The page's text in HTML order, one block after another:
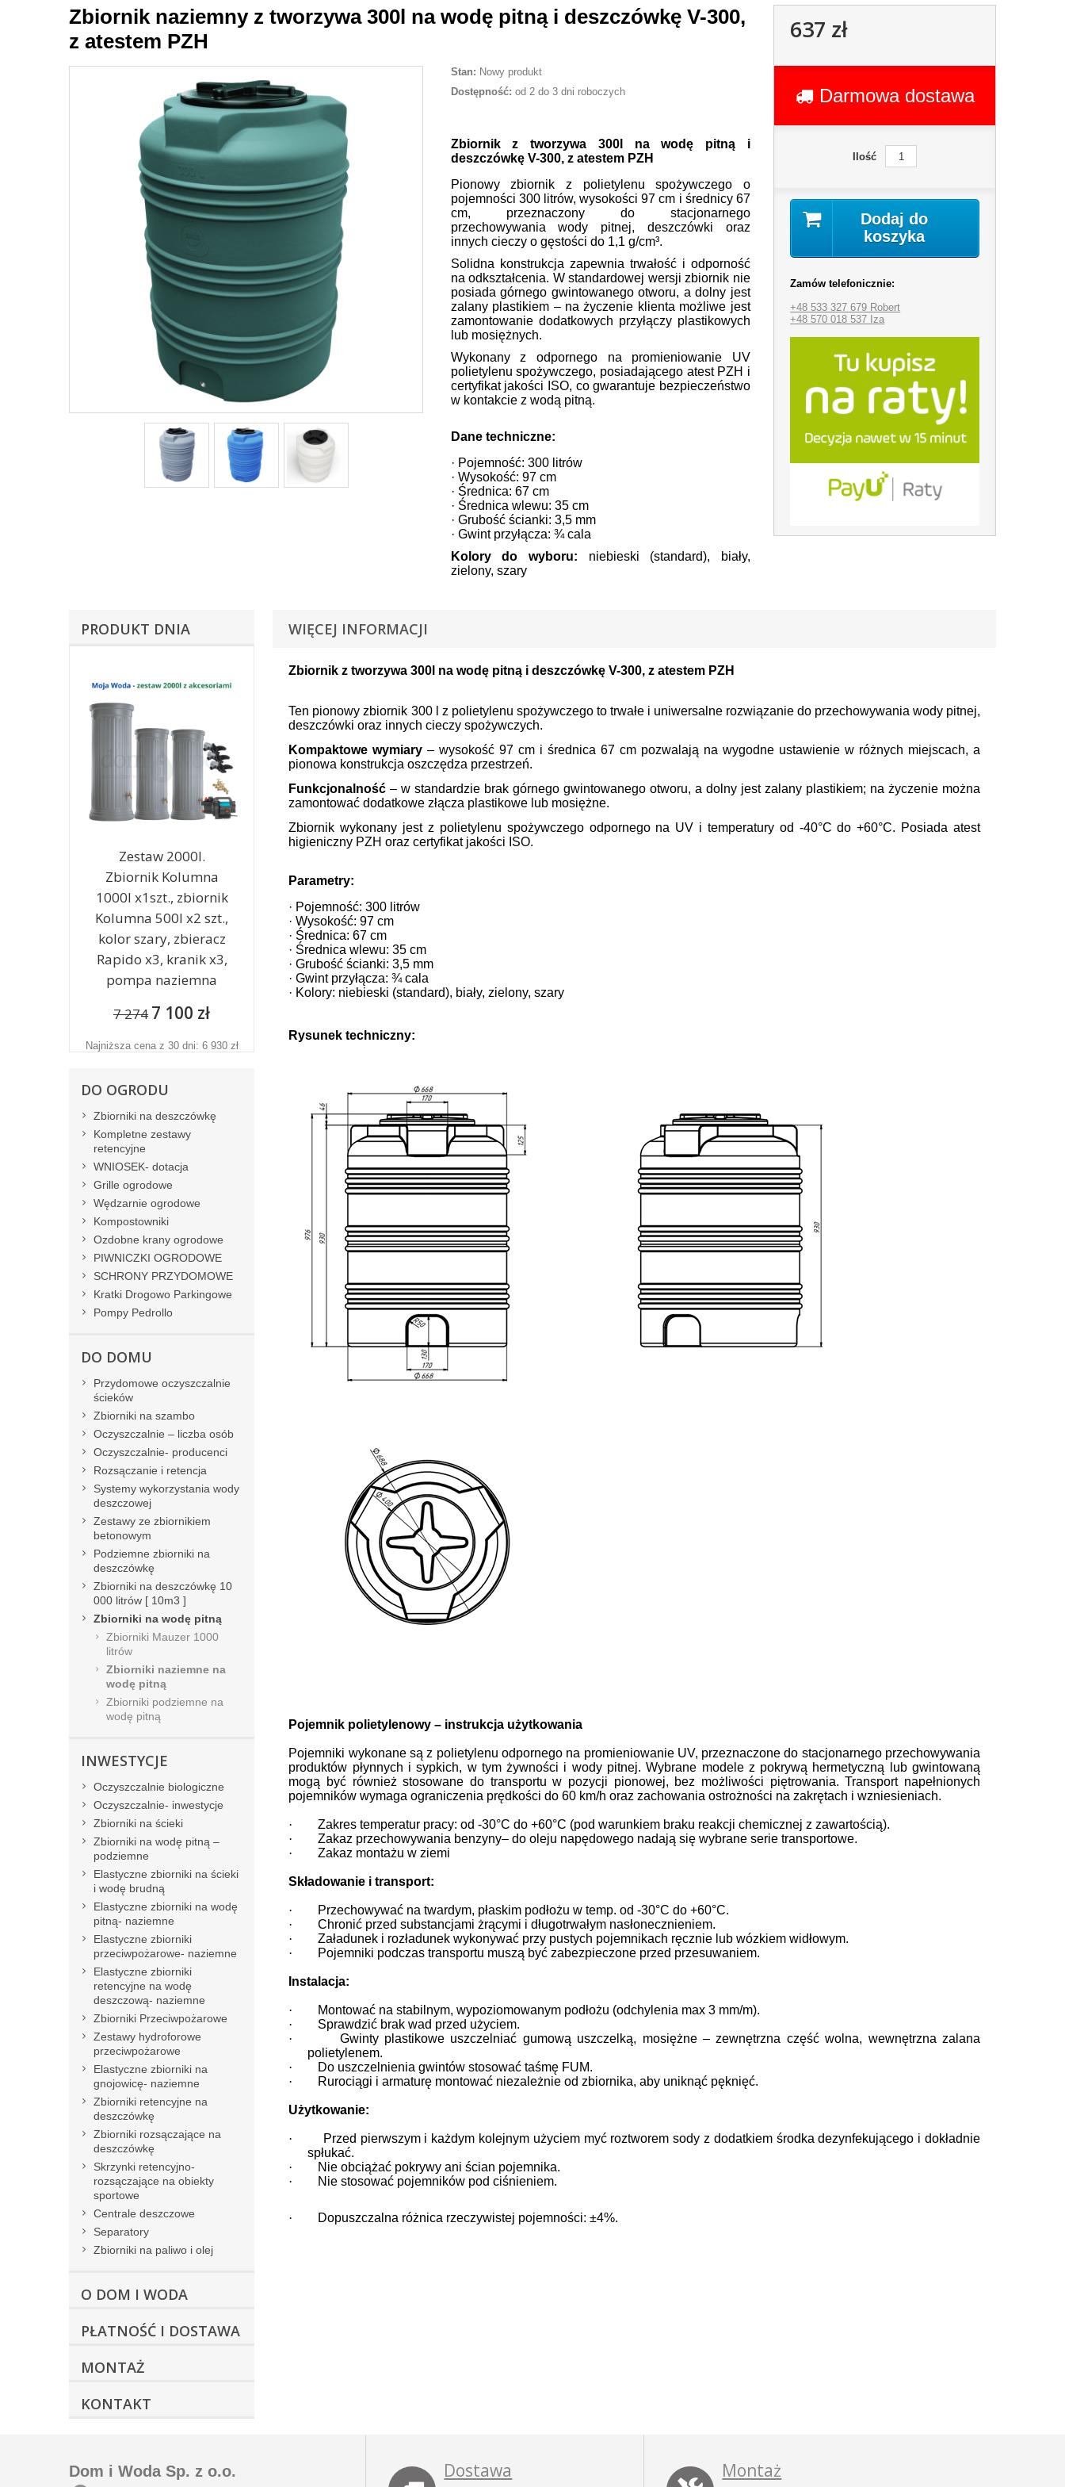
Zbiornik naziemny z tworzywa 300l na wodę pitną i deszczówkę V-300,
z atestem PZH
Stan: Nowy produkt
Dostępność: od 2 do 3 dni roboczych
Zbiornik z tworzywa 300l na wodę pitną i
deszczówkę V-300, z atestem PZH
Pionowy zbiornik z polietylenu spożywczego o
pojemności 300 litrów, wysokości 97 cm i średnicy 67
cm, przeznaczony do stacjonarnego
przechowywania wody pitnej, deszczówki oraz
innych cieczy o gęstości do 1,1 g/cm³.
Solidna konstrukcja zapewnia trwałość i odporność
na odkształcenia. W standardowej wersji zbiornik nie
posiada górnego gwintowanego otworu, a dolny jest
zalany plastikiem – na życzenie klienta możliwe jest
zamontowanie dodatkowych przyłączy plastikowych
lub mosiężnych.
Wykonany z odpornego na promieniowanie UV
polietylenu spożywczego, posiadającego atest PZH i
certyfikat jakości ISO, co gwarantuje bezpieczeństwo
w kontakcie z wodą pitną.
Dane techniczne:
· Pojemność: 300 litrów
· Wysokość: 97 cm
· Średnica: 67 cm
· Średnica wlewu: 35 cm
· Grubość ścianki: 3,5 mm
· Gwint przyłącza: ¾ cala
Kolory do wyboru: niebieski (standard), biały,
zielony, szary
637 zł
Darmowa dostawa
Ilość
Dodaj do
koszyka
Zamów telefonicznie:
+48 533 327 679 Robert
+48 570 018 537 Iza
WIĘCEJ INFORMACJI
Zbiornik z tworzywa 300l na wodę pitną i deszczówkę V-300, z atestem PZH
Ten pionowy zbiornik 300 l z polietylenu spożywczego to trwałe i uniwersalne rozwiązanie do przechowywania wody pitnej,
deszczówki oraz innych cieczy spożywczych.
Kompaktowe wymiary – wysokość 97 cm i średnica 67 cm pozwalają na wygodne ustawienie w różnych miejscach, a
pionowa konstrukcja oszczędza przestrzeń.
Funkcjonalność – w standardzie brak górnego gwintowanego otworu, a dolny jest zalany plastikiem; na życzenie można
zamontować dodatkowe złącza plastikowe lub mosiężne.
Zbiornik wykonany jest z polietylenu spożywczego odpornego na UV i temperatury od -40°C do +60°C. Posiada atest
higieniczny PZH oraz certyfikat jakości ISO.
Parametry:
· Pojemność: 300 litrów
· Wysokość: 97 cm
· Średnica: 67 cm
· Średnica wlewu: 35 cm
· Grubość ścianki: 3,5 mm
· Gwint przyłącza: ¾ cala
· Kolory: niebieski (standard), biały, zielony, szary
Rysunek techniczny:
Pojemnik polietylenowy – instrukcja użytkowania
Pojemniki wykonane są z polietylenu odpornego na promieniowanie UV, przeznaczone do stacjonarnego przechowywania
produktów płynnych i sypkich, w tym żywności i wody pitnej. Wybrane modele z pokrywą hermetyczną lub gwintowaną
mogą być również stosowane do transportu w pozycji pionowej, bez możliwości piętrowania. Transport napełnionych
pojemników wymaga ograniczenia prędkości do 60 km/h oraz zachowania ostrożności na zakrętach i wzniesieniach.
·
Zakres temperatur pracy: od -30°C do +60°C (pod warunkiem braku reakcji chemicznej z zawartością).
·
Zakaz przechowywania benzyny– do oleju napędowego nadają się wybrane serie transportowe.
·
Zakaz montażu w ziemi
Składowanie i transport:
·
Przechowywać na twardym, płaskim podłożu w temp. od -30°C do +60°C.
·
Chronić przed substancjami żrącymi i długotrwałym nasłonecznieniem.
·
Załadunek i rozładunek wykonywać przy pustych pojemnikach ręcznie lub wózkiem widłowym.
·
Pojemniki podczas transportu muszą być zabezpieczone przed przesuwaniem.
Instalacja:
·
Montować na stabilnym, wypoziomowanym podłożu (odchylenia max 3 mm/m).
·
Sprawdzić brak wad przed użyciem.
·
Gwinty plastikowe uszczelniać gumową uszczelką, mosiężne – zewnętrzna część wolna, wewnętrzna zalana
polietylenem.
·
Do uszczelnienia gwintów stosować taśmę FUM.
·
Rurociągi i armaturę montować niezależnie od zbiornika, aby uniknąć pęknięć.
Użytkowanie:
·
Przed pierwszym i każdym kolejnym użyciem myć roztworem sody z dodatkiem środka dezynfekującego i dokładnie
spłukać.
·
Nie obciążać pokrywy ani ścian pojemnika.
·
Nie stosować pojemników pod ciśnieniem.
· Dopuszczalna różnica rzeczywistej pojemności: ±4%.
PRODUKT DNIA
Zestaw 2000l.
Zbiornik Kolumna
1000l x1szt., zbiornik
Kolumna 500l x2 szt.,
kolor szary, zbieracz
Rapido x3, kranik x3,
pompa naziemna
7 274 7 100 zł
Najniższa cena z 30 dni: 6 930 zł
DO OGRODU
Zbiorniki na deszczówkę
Kompletne zestawy
retencyjne
WNIOSEK- dotacja
Grille ogrodowe
Wędzarnie ogrodowe
Kompostowniki
Ozdobne krany ogrodowe
PIWNICZKI OGRODOWE
SCHRONY PRZYDOMOWE
Kratki Drogowo Parkingowe
Pompy Pedrollo
DO DOMU
Przydomowe oczyszczalnie
ścieków
Zbiorniki na szambo
Oczyszczalnie – liczba osób
Oczyszczalnie- producenci
Rozsączanie i retencja
Systemy wykorzystania wody
deszczowej
Zestawy ze zbiornikiem
betonowym
Podziemne zbiorniki na
deszczówkę
Zbiorniki na deszczówkę 10
000 litrów [ 10m3 ]
Zbiorniki na wodę pitną
Zbiorniki Mauzer 1000
litrów
Zbiorniki naziemne na
wodę pitną
Zbiorniki podziemne na
wodę pitną
INWESTYCJE
Oczyszczalnie biologiczne
Oczyszczalnie- inwestycje
Zbiorniki na ścieki
Zbiorniki na wodę pitną –
podziemne
Elastyczne zbiorniki na ścieki
i wodę brudną
Elastyczne zbiorniki na wodę
pitną- naziemne
Elastyczne zbiorniki
przeciwpożarowe- naziemne
Elastyczne zbiorniki
retencyjne na wodę
deszczową- naziemne
Zbiorniki Przeciwpożarowe
Zestawy hydroforowe
przeciwpożarowe
Elastyczne zbiorniki na
gnojowicę- naziemne
Zbiorniki retencyjne na
deszczówkę
Zbiorniki rozsączające na
deszczówkę
Skrzynki retencyjno-
rozsączające na obiekty
sportowe
Centrale deszczowe
Separatory
Zbiorniki na paliwo i olej
O DOM I WODA
PŁATNOŚĆ I DOSTAWA
MONTAŻ
KONTAKT
Dom i Woda Sp. z o.o. Dostawa Montaż